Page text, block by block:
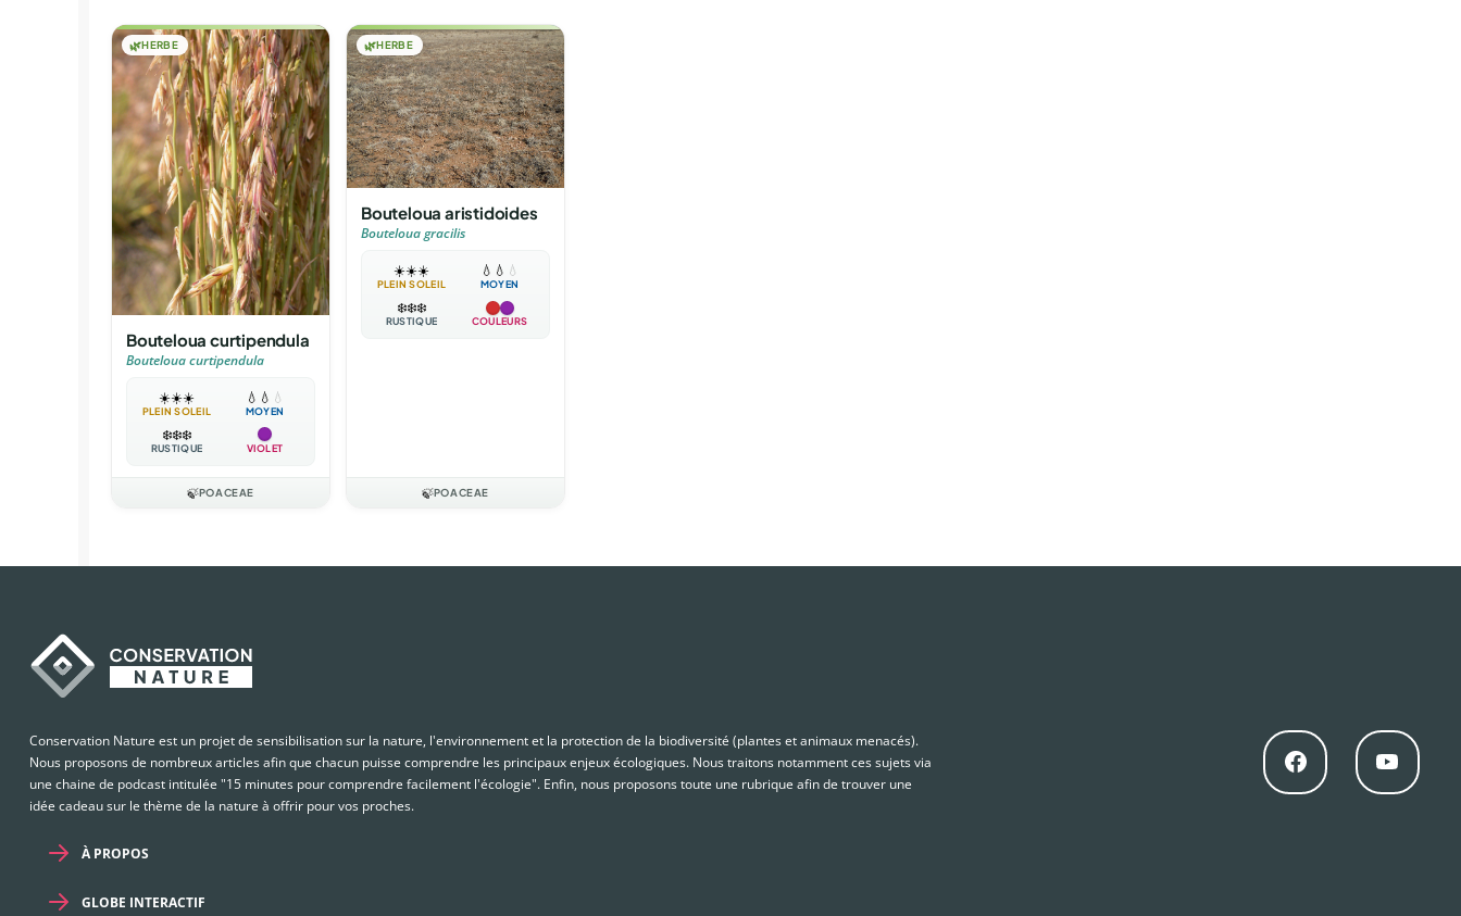
🌿HERBE
Bouteloua curtipendula
Bouteloua curtipendula
☀️☀️☀️
PLEIN SOLEIL
💧 💧 💧
MOYEN
❄️❄️❄️
RUSTIQUE VIOLET
🍃POACEAE
🌿HERBE
Bouteloua aristidoides
Bouteloua gracilis
☀️☀️☀️
PLEIN SOLEIL
💧 💧 💧
MOYEN
❄️❄️❄️
RUSTIQUE COULEURS
🍃POACEAE
Conservation Nature est un projet de sensibilisation sur la nature, l'environnement et la protection de la biodiversité (plantes et animaux menacés).
Nous proposons de nombreux articles afin que chacun puisse comprendre les principaux enjeux écologiques. Nous traitons notamment ces sujets via
une chaine de podcast intitulée "15 minutes pour comprendre facilement l'écologie". Enfin, nous proposons toute une rubrique afin de trouver une
idée cadeau sur le thème de la nature à offrir pour vos proches.
À PROPOS
GLOBE INTERACTIF